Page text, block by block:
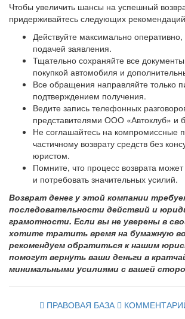
Чтобы увеличить шансы на успешный
придерживайтесь следующих
Действуйте максимально оперативно,
подачей заявления.
Тщательно сохраняйте все
покупкой автомобиля и
Все обращения направляйте только
подтверждением получения.
Ведите запись телефонных
представителями ООО «Автоклуб» и
Не соглашайтесь на компромиссные
частичному возврату средств без
юристом.
Помните, что процесс возврата
и потребовать значительных усилий.
Возврат денег у этой компании
последовательности действий и
грамотности. Если вы не уверены в
хотите тратить время на бумажную
рекомендуем обратиться к нашим
помогут вернуть ваши деньги в
минимальными усилиями с вашей
ПРАВОВАЯ БАЗА